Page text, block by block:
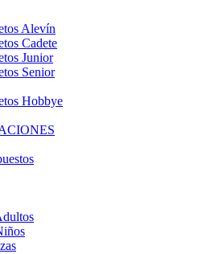
Alevín
Cadete
Junior
Senior
Hobbye